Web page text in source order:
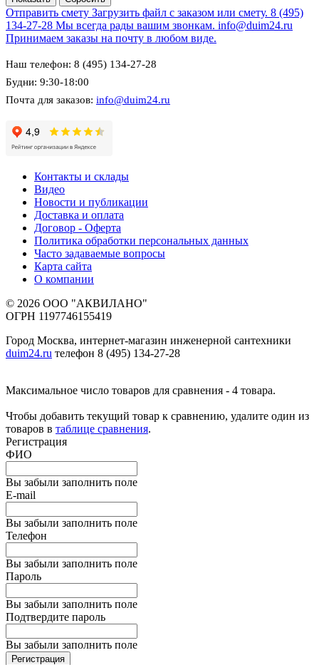
Отправить смету Загрузить файл с заказом или смету. 8 (495)
134-27-28 Мы всегда рады вашим звонкам. info@duim24.ru
Принимаем заказы на почту в любом виде.
Наш телефон: 8 (495) 134-27-28
Будни: 9:30-18:00
Почта для заказов: info@duim24.ru
Контакты и склады
Видео
Новости и публикации
Доставка и оплата
Договор - Оферта
Политика обработки персональных данных
Часто задаваемые вопросы
Карта сайта
О компании
© 2026 ООО "АКВИЛАНО"
ОГРН 1197746155419
Город Москва, интернет-магазин инженерной сантехники
duim24.ru телефон 8 (495) 134-27-28
Максимальное число товаров для сравнения - 4 товара.
Чтобы добавить текущий товар к сравнению, удалите один из
товаров в таблице сравнения.
Регистрация
ФИО
Вы забыли заполнить поле
E-mail
Вы забыли заполнить поле
Телефон
Вы забыли заполнить поле
Пароль
Вы забыли заполнить поле
Подтвердите пароль
Вы забыли заполнить поле
Регистрация